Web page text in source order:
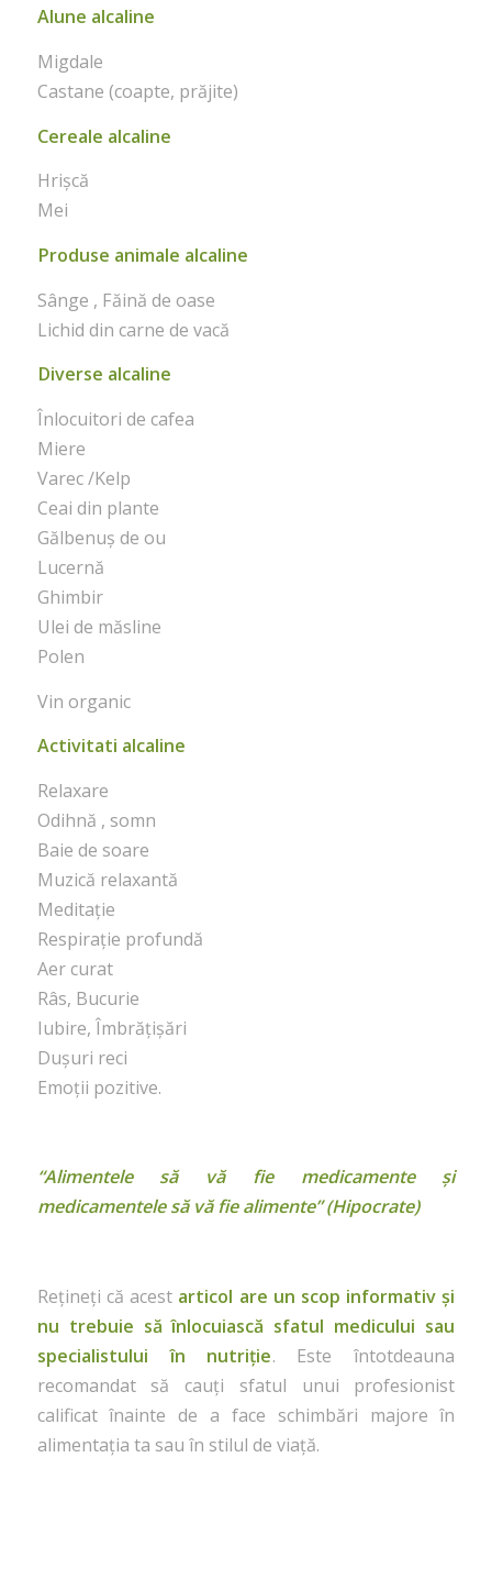
Alune alcaline
Migdale
Castane (coapte, prăjite)
Cereale alcaline
Hrișcă
Mei
Produse animale alcaline
Sânge , Făină de oase
Lichid din carne de vacă
Diverse alcaline
Înlocuitori de cafea
Miere
Varec /Kelp
Ceai din plante
Gălbenuș de ou
Lucernă
Ghimbir
Ulei de măsline
Polen
Vin organic
Activitati alcaline
Relaxare
Odihnă , somn
Baie de soare
Muzică relaxantă
Meditație
Respirație profundă
Aer curat
Râs, Bucurie
Iubire, Îmbrățișări
Dușuri reci
Emoții pozitive.
“Alimentele să vă fie medicamente și
medicamentele să vă fie alimente” (Hipocrate)
Rețineți că acest articol are un scop informativ și
nu trebuie să înlocuiască sfatul medicului sau
specialistului în nutriție. Este întotdeauna
recomandat să cauți sfatul unui profesionist
calificat înainte de a face schimbări majore în
alimentația ta sau în stilul de viață.